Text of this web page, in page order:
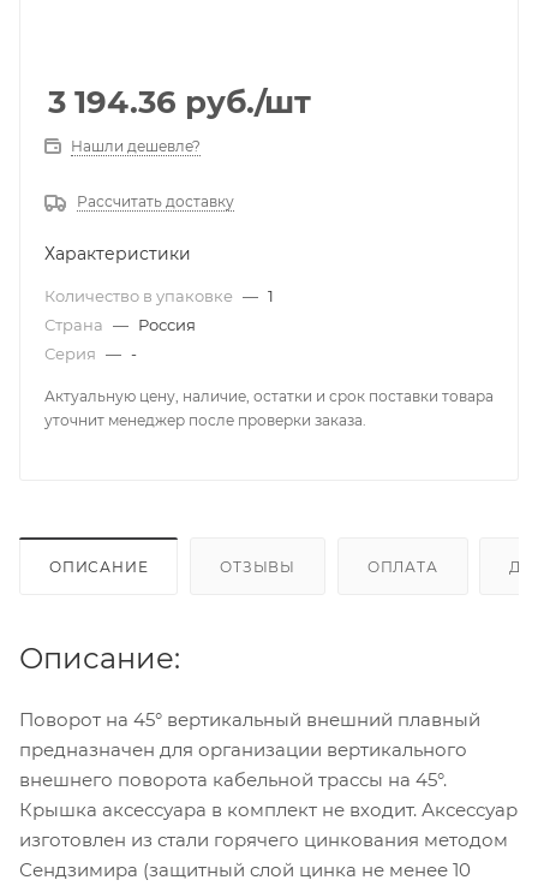
3 194.36 руб./шт
Нашли дешевле?
Рассчитать доставку
Характеристики
Количество в упаковке — 1
Страна — Россия
Серия — -
Актуальную цену, наличие, остатки и срок поставки товара
уточнит менеджер после проверки заказа.
ОПИСАНИЕ ОТЗЫВЫ ОПЛАТА
Описание:
Поворот на 45° вертикальный внешний плавный
предназначен для организации вертикального
внешнего поворота кабельной трассы на 45°.
Крышка аксессуара в комплект не входит. Аксессуар
изготовлен из стали горячего цинкования методом
Сендзимира (защитный слой цинка не менее 10